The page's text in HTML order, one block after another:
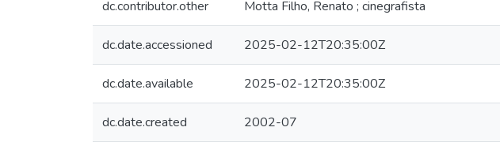
dc.contributor.other Motta Filho, Renato ; cinegrafista
dc.date.accessioned 2025-02-12T20:35:00Z
dc.date.available 2025-02-12T20:35:00Z
dc.date.created 2002-07